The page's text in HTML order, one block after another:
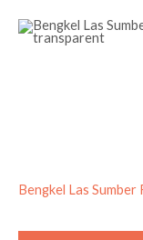
Bengkel Las Sumber